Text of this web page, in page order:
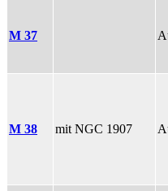
M 37
M 38 mit NGC 1907